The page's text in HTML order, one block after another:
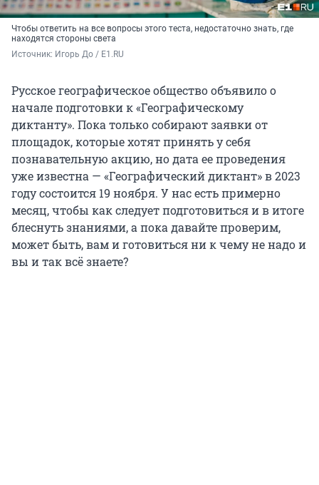
Чтобы ответить на все вопросы этого теста, недостаточно знать, где
находятся стороны света
Источник: Игорь До / E1.RU
Русское географическое общество объявило о
начале подготовки к «Географическому
диктанту». Пока только собирают заявки от
площадок, которые хотят принять у себя
познавательную акцию, но дата ее проведения
уже известна — «Географический диктант» в 2023
году состоится 19 ноября. У нас есть примерно
месяц, чтобы как следует подготовиться и в итоге
блеснуть знаниями, а пока давайте проверим,
может быть, вам и готовиться ни к чему не надо и
вы и так всё знаете?